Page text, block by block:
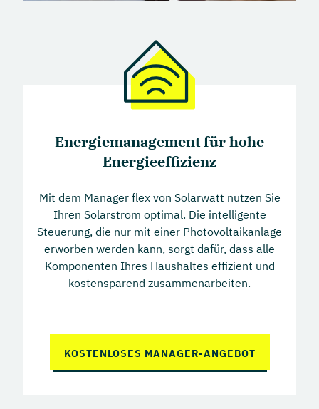
Energiemanagement für hohe
Energieeffizienz
Mit dem Manager flex von Solarwatt nutzen Sie
Ihren Solarstrom optimal. Die intelligente
Steuerung, die nur mit einer Photovoltaikanlage
erworben werden kann, sorgt dafür, dass alle
Komponenten Ihres Haushaltes effizient und
kostensparend zusammenarbeiten.
KOSTENLOSES MANAGER-ANGEBOT